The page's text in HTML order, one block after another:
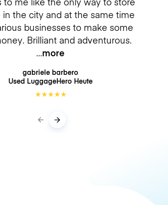
in the city and at the same time
businesses to make some
Brilliant and adventurous.
more
gabriele barbero
Used LuggageHero Heute
★★★★★